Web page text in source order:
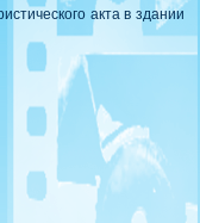
акта в здании